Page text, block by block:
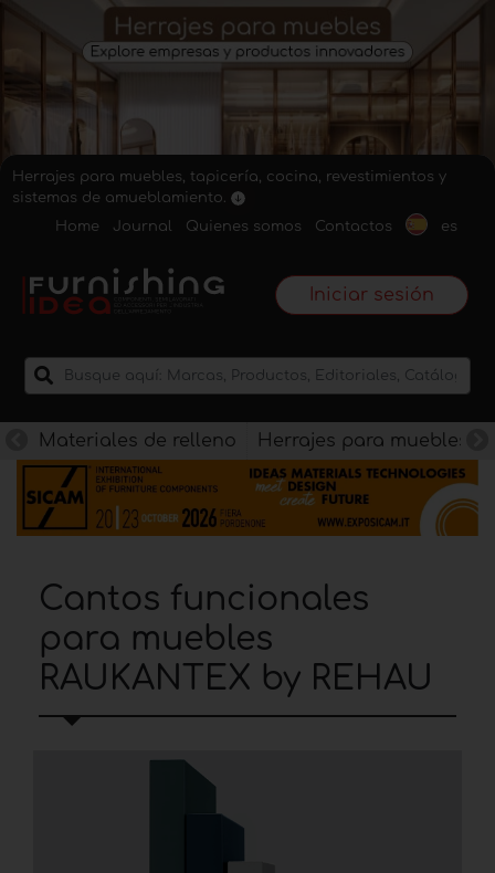
Herrajes para muebles, tapicería, cocina, revestimientos y
sistemas de amueblamiento.
Home
Journal Quienes somos Contactos es
Iniciar sesión
Materiales de relleno Herrajes para muebles
Cantos funcionales
para muebles
RAUKANTEX by REHAU